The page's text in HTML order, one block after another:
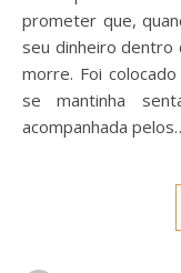
prometer que,
seu dinheiro dentro
morre. Foi
se mantinha
acompanhada